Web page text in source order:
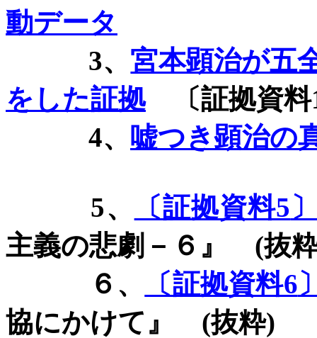
動データ
3、 宮本顕治が五
をした証拠
〔証拠資料
4、 嘘つき顕治の
5、 〔証拠資料5
主義の悲劇－６』 (抜
６、
〔証拠資料6
協にかけて』 (抜粋)